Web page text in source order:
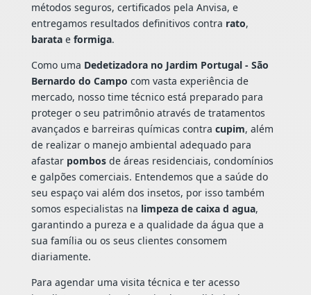
métodos seguros, certificados pela Anvisa, e
entregamos resultados definitivos contra rato,
baratae formiga.
Como uma Dedetizadora no Jardim Portugal - São
Bernardo do Campo com vasta experiência de
mercado, nosso time técnico está preparado para
proteger o seu patrimônio através de tratamentos
avançados e barreiras químicas contra cupim, além
de realizar o manejo ambiental adequado para
afastar pombosde áreas residenciais, condomínios
e galpões comerciais. Entendemos que a saúde do
seu espaço vai além dos insetos, por isso também
somos especialistas na limpeza de caixa d agua,
garantindo a pureza e a qualidade da água que a
sua família ou os seus clientes consomem
diariamente.
Para agendar uma visita técnica e ter acesso